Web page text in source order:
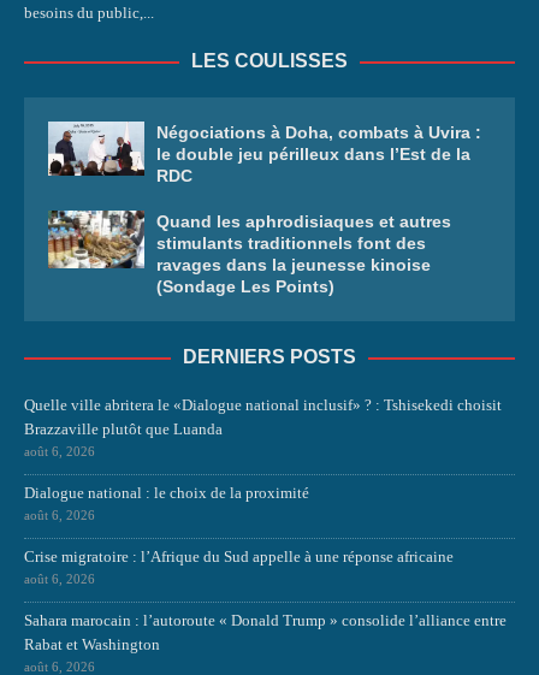
besoins du public,...
LES COULISSES
Négociations à Doha, combats à Uvira :
le double jeu périlleux dans l’Est de la
RDC
Quand les aphrodisiaques et autres
stimulants traditionnels font des
ravages dans la jeunesse kinoise
(Sondage Les Points)
DERNIERS POSTS
Quelle ville abritera le «Dialogue national inclusif» ? : Tshisekedi choisit
Brazzaville plutôt que Luanda
août 6, 2026
Dialogue national : le choix de la proximité
août 6, 2026
Crise migratoire : l’Afrique du Sud appelle à une réponse africaine
août 6, 2026
Sahara marocain : l’autoroute « Donald Trump » consolide l’alliance entre
Rabat et Washington
août 6, 2026